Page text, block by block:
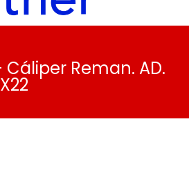
Cáliper Reman. AD.